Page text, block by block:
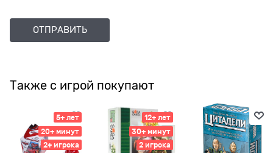
Также с игрой покупают
5+ лет
20+ минут
2+ игрока
12+ лет
30+ минут
2 игрока